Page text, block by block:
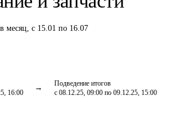
в месяц, с 15.01 по 16.07
16:00
Подведение итогов
с 08.12.25, 09:00 по 09.12.25, 15:00